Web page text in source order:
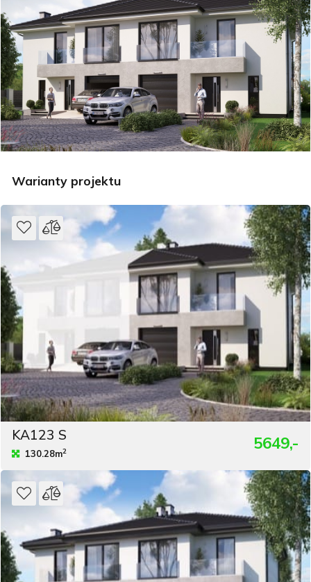
Warianty projektu
KA123 S
130.28m2 5649,-